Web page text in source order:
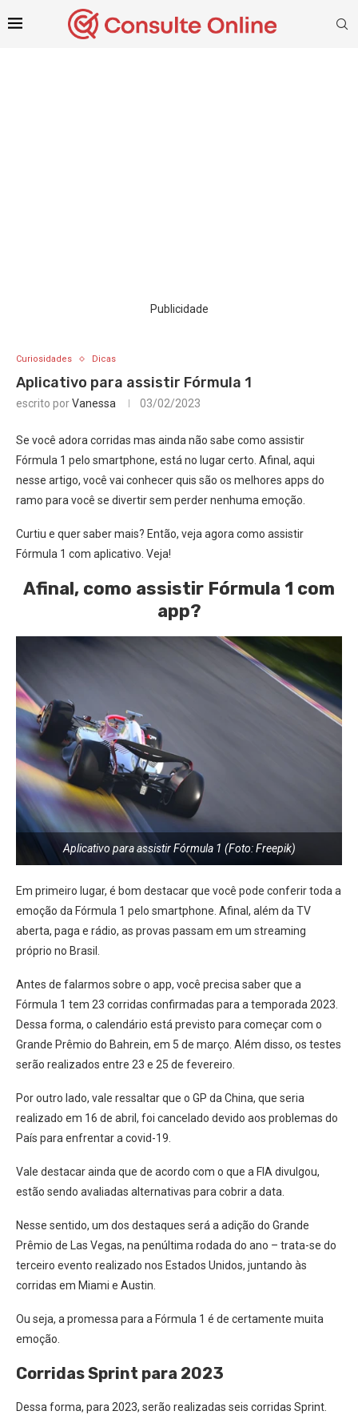
Publicidade
Curiosidades Dicas
Aplicativo para assistir Fórmula 1
escrito porVanessa 03/02/2023
Se você adora corridas mas ainda não sabe como assistir
Fórmula 1 pelo smartphone, está no lugar certo. Afinal, aqui
nesse artigo, você vai conhecer quis são os melhores apps do
ramo para você se divertir sem perder nenhuma emoção.
Curtiu e quer saber mais? Então, veja agora como assistir
Fórmula 1 com aplicativo. Veja!
Afinal, como assistir Fórmula 1 com
app?
Aplicativo para assistir Fórmula 1 (Foto: Freepik)
Em primeiro lugar, é bom destacar que você pode conferir toda a
emoção da Fórmula 1 pelo smartphone. Afinal, além da TV
aberta, paga e rádio, as provas passam em um streaming
próprio no Brasil.
Antes de falarmos sobre o app, você precisa saber que a
Fórmula 1 tem 23 corridas confirmadas para a temporada 2023.
Dessa forma, o calendário está previsto para começar com o
Grande Prêmio do Bahrein, em 5 de março. Além disso, os testes
serão realizados entre 23 e 25 de fevereiro.
Por outro lado, vale ressaltar que o GP da China, que seria
realizado em 16 de abril, foi cancelado devido aos problemas do
País para enfrentar a covid-19.
Vale destacar ainda que de acordo com o que a FIA divulgou,
estão sendo avaliadas alternativas para cobrir a data.
Nesse sentido, um dos destaques será a adição do Grande
Prêmio de Las Vegas, na penúltima rodada do ano – trata-se do
terceiro evento realizado nos Estados Unidos, juntando às
corridas em Miami e Austin.
Ou seja, a promessa para a Fórmula 1 é de certamente muita
emoção.
Corridas Sprint para 2023
Dessa forma, para 2023, serão realizadas seis corridas Sprint.